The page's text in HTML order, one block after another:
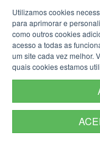
Utilizamos cookies
para aprimorar e
como outros cookies
acesso a todas as
um site cada vez melhor.
quais cookies estamos